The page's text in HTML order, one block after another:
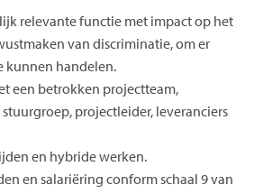
relevante functie met impact op het
van discriminatie, om er
kunnen handelen.
een betrokken projectteam,
projectleider, leveranciers
en hybride werken.
en salariëring conform schaal 9 van